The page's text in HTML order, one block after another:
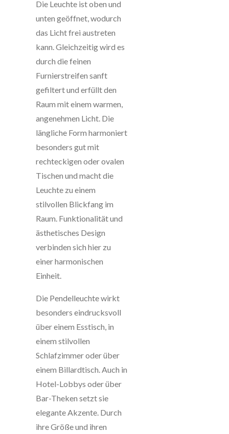
Die Leuchte ist oben und
unten geöffnet, wodurch
das Licht frei austreten
kann. Gleichzeitig wird es
durch die feinen
Furnierstreifen sanft
gefiltert und erfüllt den
Raum mit einem warmen,
angenehmen Licht. Die
längliche Form harmoniert
besonders gut mit
rechteckigen oder ovalen
Tischen und macht die
Leuchte zu einem
stilvollen Blickfang im
Raum. Funktionalität und
ästhetisches Design
verbinden sich hier zu
einer harmonischen
Einheit.
Die Pendelleuchte wirkt
besonders eindrucksvoll
über einem Esstisch, in
einem stilvollen
Schlafzimmer oder über
einem Billardtisch. Auch in
Hotel-Lobbys oder über
Bar-Theken setzt sie
elegante Akzente. Durch
ihre Größe und ihren